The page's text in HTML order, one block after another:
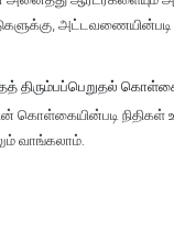
திரும்பப்பெறுதல்
கொள்கையின்படி நிதிகள்
வாங்கலாம்.